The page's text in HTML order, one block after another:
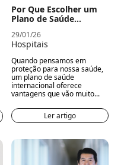
Por Que Escolher um
Plano de Saúde...
29/01/26
Hospitais
Quando pensamos em
proteção para nossa saúde,
um plano de saúde
internacional oferece
vantagens que vão muito...
Ler artigo